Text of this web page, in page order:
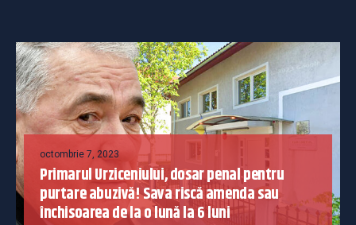
octombrie 7, 2023
Primarul Urziceniului, dosar penal pentru
purtare abuzivă! Sava riscă amenda sau
închisoarea de la o lună la 6 luni